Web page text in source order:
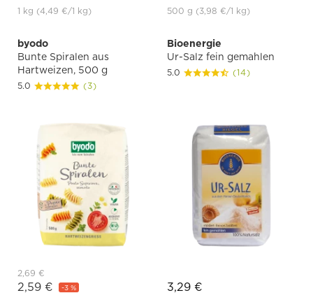
1 kg (4,49 €/1 kg) 500 g (3,98 €/1 kg)
byodo
Bunte Spiralen aus
Hartweizen, 500 g
5.0 (3)
2,69 €
2,59 € -3 %
Bioenergie
Ur-Salz fein gemahlen
5.0 (14)
3,29 €